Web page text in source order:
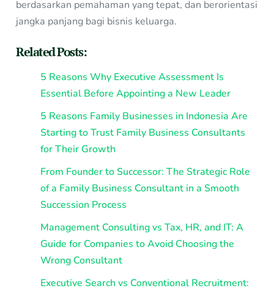
berdasarkan pemahaman yang tepat, dan berorientasi
jangka panjang bagi bisnis keluarga.
Related Posts:
5 Reasons Why Executive Assessment Is
Essential Before Appointing a New Leader
5 Reasons Family Businesses in Indonesia Are
Starting to Trust Family Business Consultants
for Their Growth
From Founder to Successor: The Strategic Role
of a Family Business Consultant in a Smooth
Succession Process
Management Consulting vs Tax, HR, and IT: A
Guide for Companies to Avoid Choosing the
Wrong Consultant
Executive Search vs Conventional Recruitment: